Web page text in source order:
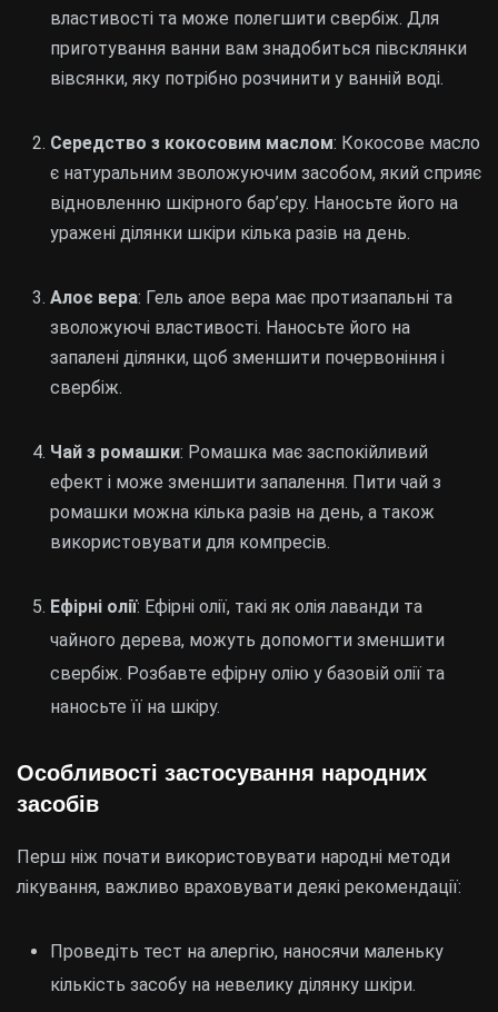
властивості та може полегшити свербіж. Для
приготування ванни вам знадобиться півсклянки
вівсянки, яку потрібно розчинити у ванній воді.
Середство з кокосовим маслом: Кокосове масло
є натуральним зволожуючим засобом, який сприяє
відновленню шкірного бар’єру. Наносьте його на
уражені ділянки шкіри кілька разів на день.
Алоє вера: Гель алое вера має протизапальні та
зволожуючі властивості. Наносьте його на
запалені ділянки, щоб зменшити почервоніння і
свербіж.
Чай з ромашки: Ромашка має заспокійливий
ефект і може зменшити запалення. Пити чай з
ромашки можна кілька разів на день, а також
використовувати для компресів.
Ефірні олії: Ефірні олії, такі як олія лаванди та
чайного дерева, можуть допомогти зменшити
свербіж. Розбавте ефірну олію у базовій олії та
наносьте її на шкіру.
Особливості застосування народних
засобів
Перш ніж почати використовувати народні методи
лікування, важливо враховувати деякі рекомендації:
Проведіть тест на алергію, наносячи маленьку
кількість засобу на невелику ділянку шкіри.